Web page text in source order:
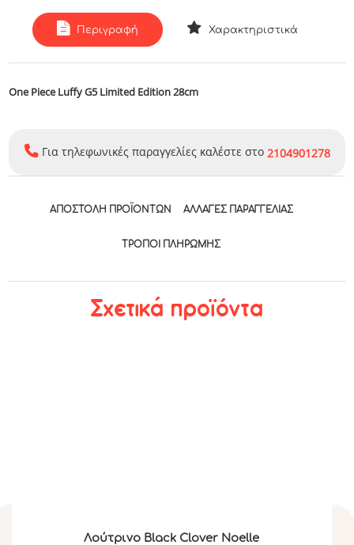
Περιγραφή Χαρακτηριστικά
One Piece Luffy G5 Limited Edition 28cm
Για τηλεφωνικές παραγγελίες καλέστε στο 2104901278
ΑΠΟΣΤΟΛΉ ΠΡΟΪΌΝΤΩΝ ΑΛΛΑΓΈΣ ΠΑΡΑΓΓΕΛΊΑΣ
ΤΡΟΠΟΙ ΠΛΗΡΩΜΉΣ
Σχετικά προϊόντα
Λούτρινο Black Clover Noelle